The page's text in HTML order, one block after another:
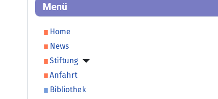
Menü
Home
News
Stiftung
Anfahrt
Bibliothek